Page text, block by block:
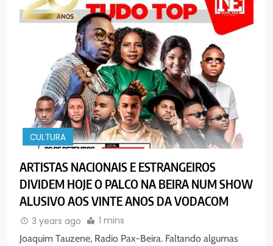
CULTURA
ARTISTAS NACIONAIS E ESTRANGEIROS
DIVIDEM HOJE O PALCO NA BEIRA NUM SHOW
ALUSIVO AOS VINTE ANOS DA VODACOM
3 years ago 1 mins
Joaquim Tauzene, Radio Pax-Beira. Faltando algumas